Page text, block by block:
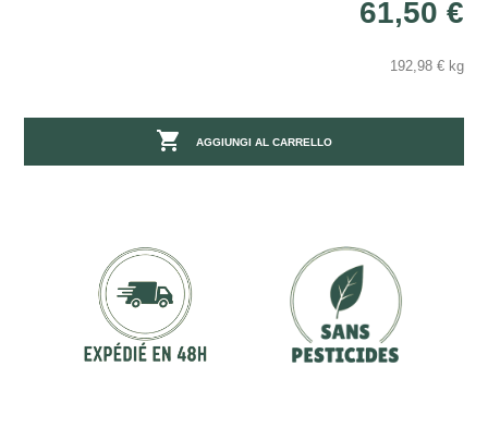
61,50 €
192,98 € kg
 AGGIUNGI AL CARRELLO